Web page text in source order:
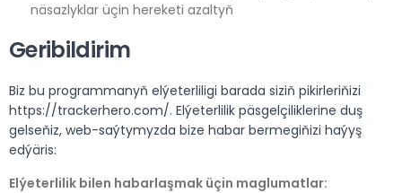
näsazlyklar üçin hereketi azaltyň
Geribildirim
Biz bu programmanyň elýeterliligi barada siziň pikirleriňizi
https://trackerhero.com/. Elýeterlilik päsgelçiliklerine duş
gelseňiz, web-saýtymyzda bize habar bermegiňizi haýyş
edýäris:
Elýeterlilik bilen habarlaşmak üçin maglumatlar: